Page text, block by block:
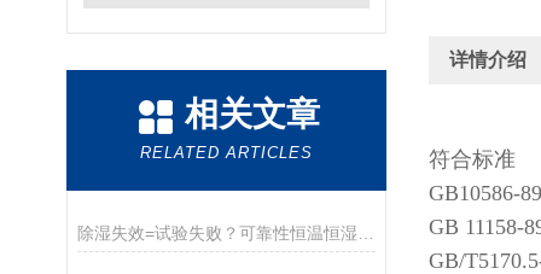
相关文章
RELATED ARTICLES
详情介绍
符合标准
GB10586-
GB 11158-
GB/